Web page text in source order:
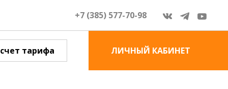
+7 (385) 577-70-98
тарифа ЛИЧНЫЙ КАБИНЕТ